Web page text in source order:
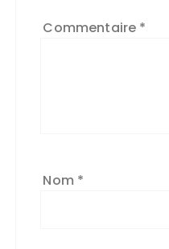
Commentaire *
Nom *